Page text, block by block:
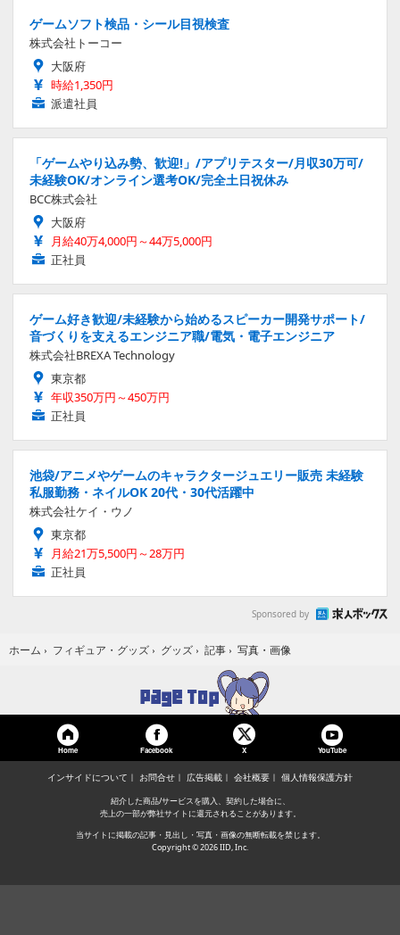
ゲームソフト検品・シール目視検査
株式会社トーコー
大阪府
時給1,350円
派遣社員
「ゲームやり込み勢、歓迎!」/アプリテスター/月収30万可/
未経験OK/オンライン選考OK/完全土日祝休み
BCC株式会社
大阪府
月給40万4,000円～44万5,000円
正社員
ゲーム好き歓迎/未経験から始めるスピーカー開発サポート/
音づくりを支えるエンジニア職/電気・電子エンジニア
株式会社BREXA Technology
東京都
年収350万円～450万円
正社員
池袋/アニメやゲームのキャラクタージュエリー販売 未経験
私服勤務・ネイルOK 20代・30代活躍中
株式会社ケイ・ウノ
東京都
月給21万5,500円～28万円
正社員
Sponsored by
ホーム › フィギュア・グッズ › グッズ › 記事 › 写真・画像
Home Facebook X YouTube
インサイドについて お問合せ 広告掲載 会社概要 個人情報保護方針
紹介した商品/サービスを購入、契約した場合に、
売上の一部が弊社サイトに還元されることがあります。
当サイトに掲載の記事・見出し・写真・画像の無断転載を禁じます。
Copyright © 2026 IID, Inc.